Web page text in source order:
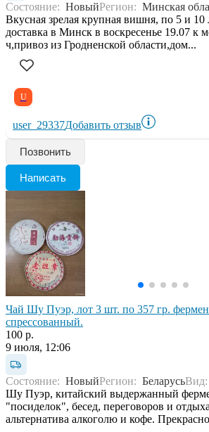
Состояние: НовыйРегион: Минская
Вкусная зрелая крупная вишня, по 5 и
доставка в Минск в воскресенье 19.07 к
ч,привоз из Гродненской области,дом...
U
user_29337Добавить отзыв
Позвонить
Написать
Чай Шу Пуэр, лот 3 шт. по 357 гр.
спрессованный.
100 р.
9 июля, 12:06
Состояние: НовыйРегион: БеларусьВид:
Шу Пуэр, китайский выдержанный
"посиделок", бесед, переговоров и
альтернатива алкоголю и кофе.